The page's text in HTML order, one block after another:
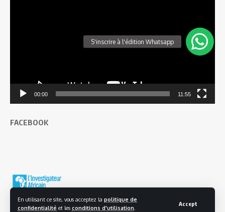
En utilisant ce site, vous acceptez la politique de
confidentialité et les conditions d'utilisation
Accept
00:00 11:55
FACEBOOK